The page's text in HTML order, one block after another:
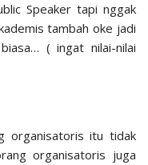
Speaker tapi nggak
tambah oke jadi
( ingat nilai-nilai
organisatoris itu tidak
organisatoris juga